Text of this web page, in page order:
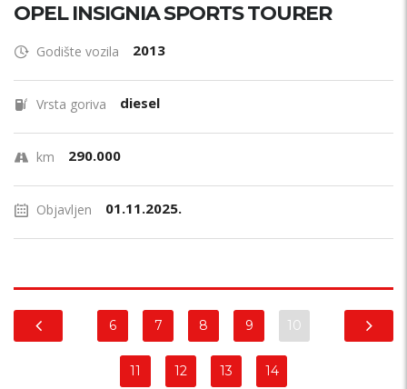
OPEL INSIGNIA SPORTS TOURER
Godište vozila 2013
Vrsta goriva diesel
km 290.000
Objavljen 01.11.2025.
6 7 8 9 10
11 12 13 14